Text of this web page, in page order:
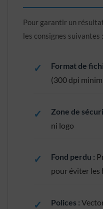
Pour garantir un
les consignes suivantes :
Format de
(300 dpi
Zone de
ni logo
Fond perdu :
pour éviter les
Polices :